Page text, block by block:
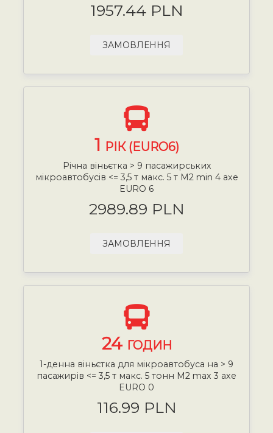
1957.44 PLN
ЗАМОВЛЕННЯ
1 РІК (EURO6)
Річна віньєтка > 9 пасажирських
мікроавтобусів <= 3,5 т макс. 5 т М2 min 4 axe
EURO 6
2989.89 PLN
ЗАМОВЛЕННЯ
24 ГОДИН
1-денна віньєтка для мікроавтобуса на > 9
пасажирів <= 3,5 т макс. 5 тонн М2 max 3 axe
EURO 0
116.99 PLN